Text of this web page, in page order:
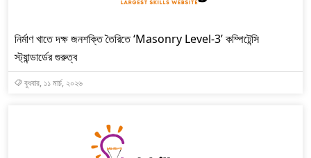
নির্মাণ খাতে দক্ষ জনশক্তি তৈরিতে ‘Masonry Level-3’ কম্পিটেন্সি
স্ট্যান্ডার্ডের গুরুত্ব
বুধবার, ১১ মার্চ, ২০২৬